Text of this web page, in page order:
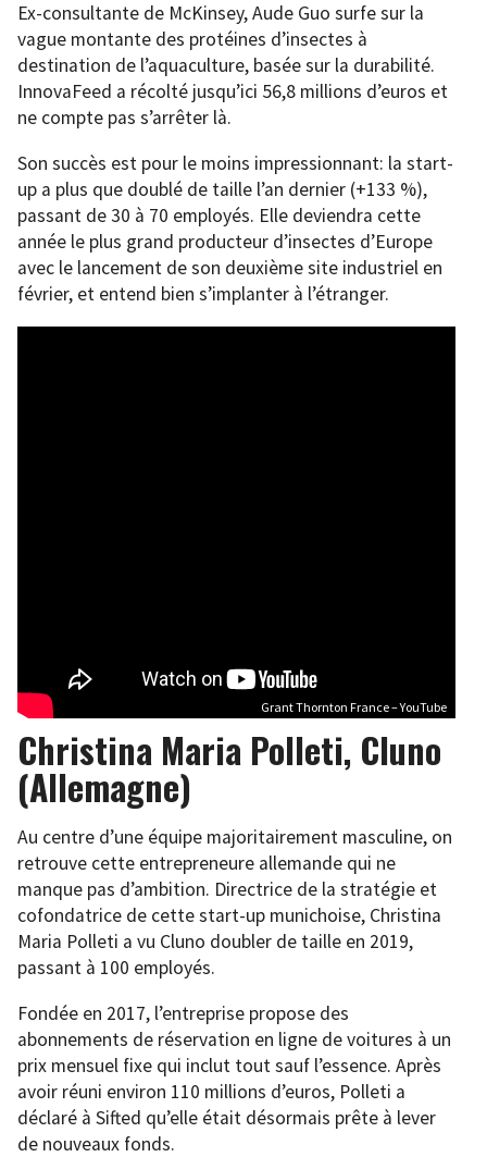
Ex-consultante de McKinsey, Aude Guo surfe sur la
vague montante des protéines d’insectes à
destination de l’aquaculture, basée sur la durabilité.
InnovaFeed a récolté jusqu’ici 56,8 millions d’euros et
ne compte pas s’arrêter là.
Son succès est pour le moins impressionnant: la start-
up a plus que doublé de taille l’an dernier (+133 %),
passant de 30 à 70 employés. Elle deviendra cette
année le plus grand producteur d’insectes d’Europe
avec le lancement de son deuxième site industriel en
février, et entend bien s’implanter à l’étranger.
Grant Thornton France – YouTube
Christina Maria Polleti, Cluno
(Allemagne)
Au centre d’une équipe majoritairement masculine, on
retrouve cette entrepreneure allemande qui ne
manque pas d’ambition. Directrice de la stratégie et
cofondatrice de cette start-up munichoise, Christina
Maria Polleti a vu Cluno doubler de taille en 2019,
passant à 100 employés.
Fondée en 2017, l’entreprise propose des
abonnements de réservation en ligne de voitures à un
prix mensuel fixe qui inclut tout sauf l’essence. Après
avoir réuni environ 110 millions d’euros, Polleti a
déclaré à Sifted qu’elle était désormais prête à lever
de nouveaux fonds.